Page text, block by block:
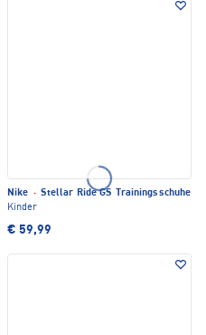
Nike · Stellar Ride GS Trainingsschuhe
Kinder
€ 59,99